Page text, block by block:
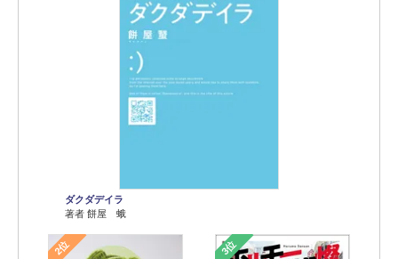
ダクダデイラ
著者 餅屋 蛾
2位 3位